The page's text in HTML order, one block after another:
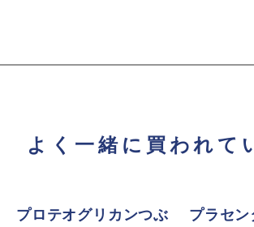
よく一緒に買われて
プロテオグリカンつぶ
プラセ